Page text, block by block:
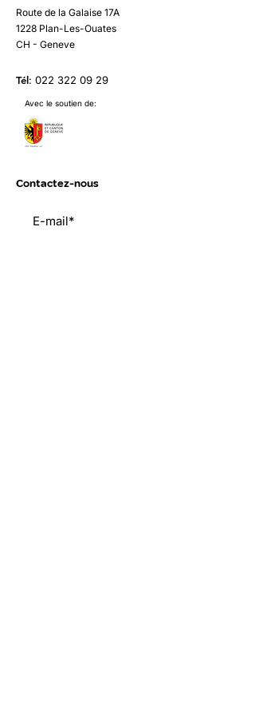
Route de la Galaise 17A
1228 Plan-Les-Ouates
CH - Geneve
Tél: 022 322 09 29
Avec le soutien de:
Contactez-nous